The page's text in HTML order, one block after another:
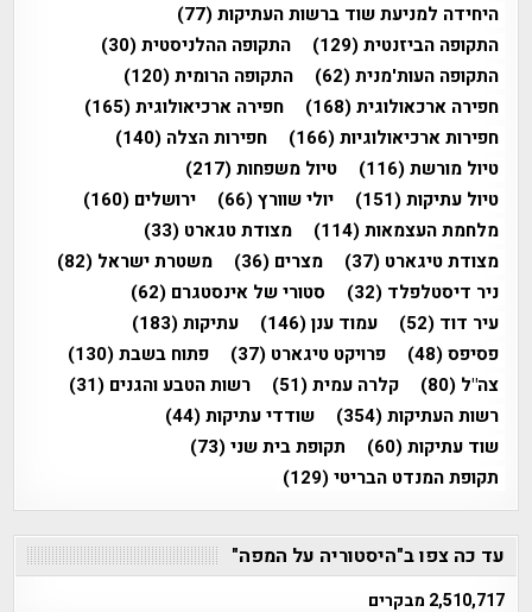
היחידה למניעת שוד ברשות העתיקות(77)
התקופה הביזנטית(129) התקופה ההלניסטית(30)
התקופה העות'מנית(62) התקופה הרומית(120)
חפירה ארכאולוגית(168) חפירה ארכיאולוגית(165)
חפירות ארכיאולוגיות(166) חפירות הצלה (140)
טיול מורשת(116) טיול משפחות(217)
טיול עתיקות(151) יולי שוורץ(66) ירושלים (160)
מלחמת העצמאות(114) מצודת טגארט (33)
מצודת טיגארט (37) מצרים (36) משטרת ישראל (82)
ניר דיסטלפלד (32) סטורי של אינסטגרם (62)
עיר דוד (52) עמוד ענן(146) עתיקות(183)
פסיפס(48) פרויקט טיגארט (37) פתוח בשבת(130)
צה"ל (80) קלרה עמית(51) רשות הטבע והגנים (31)
רשות העתיקות(354) שודדי עתיקות(44)
שוד עתיקות(60) תקופת בית שני(73)
תקופת המנדט הבריטי(129)
עד כה צפו ב"היסטוריה על המפה"
2,510,717 מבקרים